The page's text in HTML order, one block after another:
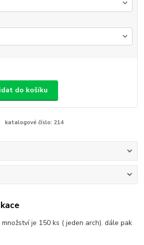
do košíku
katalogové číslo: 214
je 150 ks ( jeden arch). dále pak